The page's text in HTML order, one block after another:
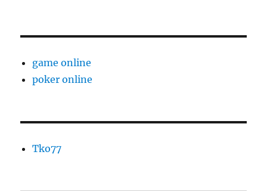
game online
poker online
Tko77